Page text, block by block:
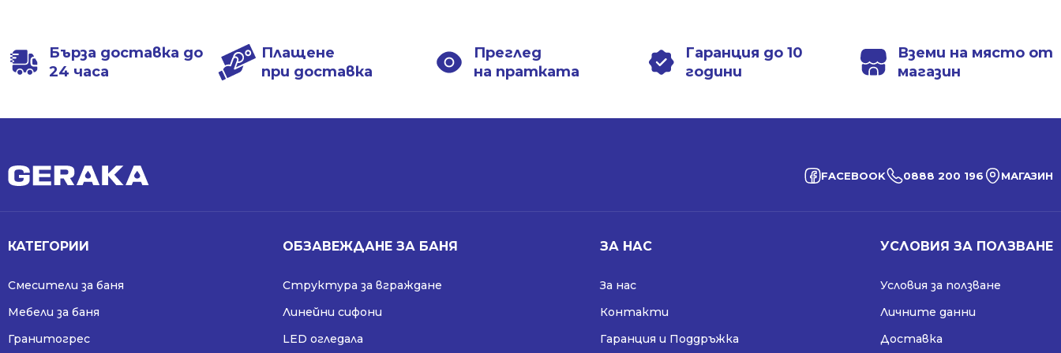
Бърза доставка до
24 часа
Плащене
при доставка
Преглед
на пратката
Гаранция до 10
години
Вземи на място от
магазин
FACEBOOK 0888 200 196 МАГАЗИН
КАТЕГОРИИ
Смесители за баня
Мебели за баня
Гранитогрес
ОБЗАВЕЖДАНЕ ЗА БАНЯ
Структура за вграждане
Линейни сифони
LED огледала
ЗА НАС
За нас
Контакти
Гаранция и Поддръжка
УСЛОВИЯ ЗА ПОЛЗВАНЕ
Условия за ползване
Личните данни
Доставка